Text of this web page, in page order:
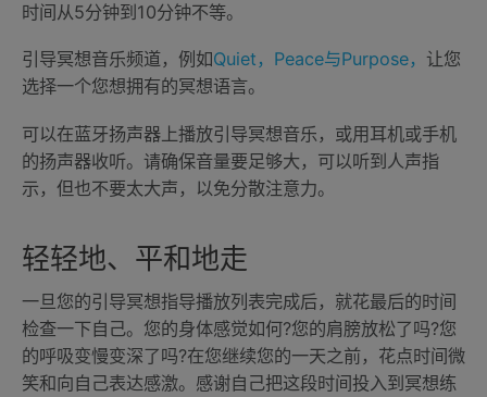
时间从5分钟到10分钟不等。
引导冥想音乐频道，例如Quiet，Peace与Purpose， 让您
选择一个您想拥有的冥想语言。
可以在蓝牙扬声器上播放引导冥想音乐，或用耳机或手机
的扬声器收听。请确保音量要足够大，可以听到人声指
示，但也不要太大声，以免分散注意力。
轻轻地、平和地走
一旦您的引导冥想指导播放列表完成后，就花最后的时间
检查一下自己。您的身体感觉如何?您的肩膀放松了吗?您
的呼吸变慢变深了吗?在您继续您的一天之前，花点时间微
笑和向自己表达感激。感谢自己把这段时间投入到冥想练